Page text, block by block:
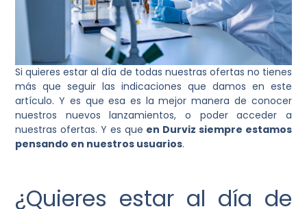
Si quieres estar al día de todas nuestras ofertas no tienes
más que seguir las indicaciones que damos en este
artículo. Y es que esa es la mejor manera de conocer
nuestros nuevos lanzamientos, o poder acceder a
nuestras ofertas. Y es que en Durviz siempre estamos
pensando en nuestros usuarios.
¿Quieres estar al día de